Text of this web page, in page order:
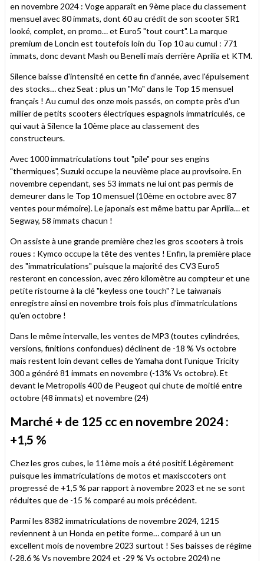
en novembre 2024 : Voge apparaît en 9ème place du classement
mensuel avec 80 immats, dont 60 au crédit de son scooter SR1
looké, complet, en promo… et Euro5 "tout court". La marque
premium de Loncin est toutefois loin du Top 10 au cumul : 771
immats, donc devant Mash ou Benelli mais derrière Aprilia et KTM.
Silence baisse d'intensité en cette fin d'année, avec l'épuisement
des stocks… chez Seat : plus un "Mo" dans le Top 15 mensuel
français ! Au cumul des onze mois passés, on compte près d'un
millier de petits scooters électriques espagnols immatriculés, ce
qui vaut à Silence la 10ème place au classement des
constructeurs.
Avec 1000 immatriculations tout "pile" pour ses engins
"thermiques", Suzuki occupe la neuvième place au provisoire. En
novembre cependant, ses 53 immats ne lui ont pas permis de
demeurer dans le Top 10 mensuel (10ème en octobre avec 87
ventes pour mémoire). Le japonais est même battu par Aprilia… et
Segway, 58 immats chacun !
On assiste à une grande première chez les gros scooters à trois
roues : Kymco occupe la tête des ventes ! Enfin, la première place
des "immatriculations" puisque la majorité des CV3 Euro5
resteront en concession, avec zéro kilomètre au compteur et une
petite ristourne à la clé "keyless one touch" ? Le taiwanais
enregistre ainsi en novembre trois fois plus d’immatriculations
qu'en octobre !
Dans le même intervalle, les ventes de MP3 (toutes cylindrées,
versions, finitions confondues) déclinent de -18 % Vs octobre
mais restent loin devant celles de Yamaha dont l'unique Tricity
300 a généré 81 immats en novembre (-13% Vs octobre). Et
devant le Metropolis 400 de Peugeot qui chute de moitié entre
octobre (48 immats) et novembre (24)
Marché + de 125 cc en novembre 2024 :
+1,5 %
Chez les gros cubes, le 11ème mois a été positif. Légèrement
puisque les immatriculations de motos et maxisccoters ont
progressé de +1,5 % par rapport à novembre 2023 et ne se sont
réduites que de -15 % comparé au mois précédent.
Parmi les 8382 immatriculations de novembre 2024, 1215
reviennent à un Honda en petite forme… comparé à un un
excellent mois de novembre 2023 surtout ! Ses baisses de régime
(-28,6 % Vs novembre 2024 et -29 % Vs octobre 2024) ne